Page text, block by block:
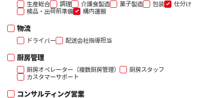
生産総合 調理 介護食製造 菓子製造 包装
仕分け
検品・出荷前準備
構内運搬
物流
ドライバー 配送会社指導担当
厨房管理
厨房オペレーター（複数厨房管理）
厨房スタッフ
カスタマーサポート
コンサルティング営業